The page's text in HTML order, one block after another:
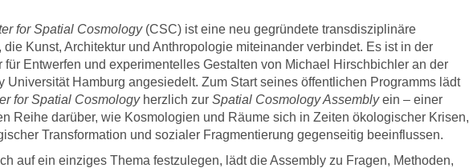
for Spatial Cosmology(CSC) ist eine neu gegründete transdisziplinäre
die Kunst, Architektur und Anthropologie miteinander verbindet. Es ist in der
für Entwerfen und experimentelles Gestalten von Michael Hirschbichler an der
Universität Hamburg angesiedelt. Zum Start seines öffentlichen Programms lädt
for Spatial Cosmologyherzlich zur Spatial Cosmology Assemblyein – einer
Reihe darüber, wie Kosmologien und Räume sich in Zeiten ökologischer Krisen,
Transformation und sozialer Fragmentierung gegenseitig beeinflussen.
auf ein einziges Thema festzulegen, lädt die Assembly zu Fragen, Methoden,